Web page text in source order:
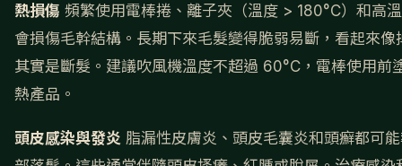
熱損傷 頻繁使用電棒捲、離子夾（溫度 > 180°C）和高
會損傷毛幹結構。長期下來毛髮變得脆弱易斷，看起來像
其實是斷髮。建議吹風機溫度不超過 60°C，電棒使用前
熱產品。
頭皮感染與發炎 脂漏性皮膚炎、頭皮毛囊炎和頭癬都可